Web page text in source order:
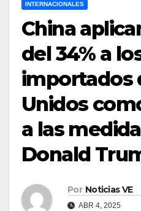
INTERNACIONALES
China
del 34% a
importados
Unidos
a las
Donald
Por Noticias VE
ABR 4, 2025